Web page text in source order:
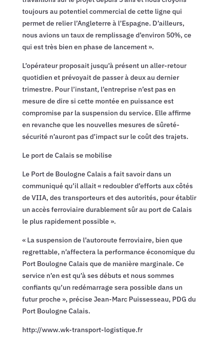
toujours au potentiel commercial de cette ligne qui
permet de relier l’Angleterre à l’Espagne. D’ailleurs,
nous avions un taux de remplissage d’environ 50%, ce
qui est très bien en phase de lancement ».
L’opérateur proposait jusqu’à présent un aller-retour
quotidien et prévoyait de passer à deux au dernier
trimestre. Pour l’instant, l’entreprise n’est pas en
mesure de dire si cette montée en puissance est
compromise par la suspension du service. Elle affirme
en revanche que les nouvelles mesures de sûreté-
sécurité n’auront pas d’impact sur le coût des trajets.
Le port de Calais se mobilise
Le Port de Boulogne Calais a fait savoir dans un
communiqué qu’il allait « redoubler d’efforts aux côtés
de VIIA, des transporteurs et des autorités, pour établir
un accès ferroviaire durablement sûr au port de Calais
le plus rapidement possible ».
« La suspension de l’autoroute ferroviaire, bien que
regrettable, n’affectera la performance économique du
Port Boulogne Calais que de manière marginale. Ce
service n’en est qu’à ses débuts et nous sommes
confiants qu’un redémarrage sera possible dans un
futur proche », précise Jean-Marc Puissesseau, PDG du
Port Boulogne Calais.
http://www.wk-transport-logistique.fr